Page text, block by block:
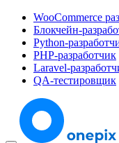
WooCommerce
Блокчейн-
Python-
PHP-разработчик
Laravel-
QA-тестировщик